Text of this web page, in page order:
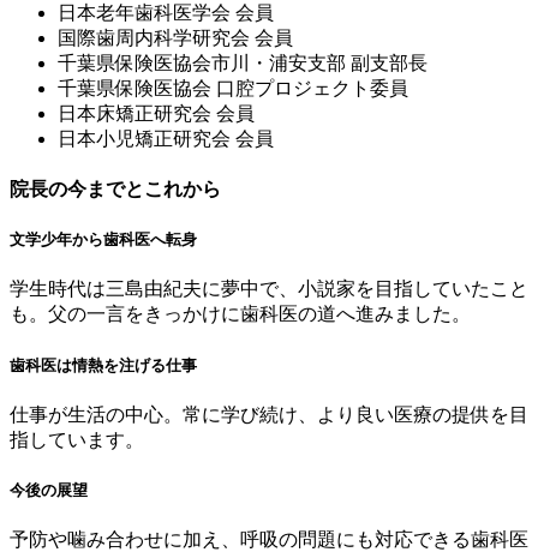
⽇本⽼年⻭科医学会 会員
国際⻭周内科学研究会 会員
千葉県保険医協会市川・浦安⽀部 副⽀部⻑
千葉県保険医協会 ⼝腔プロジェクト委員
⽇本床矯正研究会 会員
⽇本⼩児矯正研究会 会員
院長の今までとこれから
文学少年から歯科医へ転身
学生時代は三島由紀夫に夢中で、小説家を目指していたこと
も。父の一言をきっかけに歯科医の道へ進みました。
歯科医は情熱を注げる仕事
仕事が生活の中心。常に学び続け、より良い医療の提供を目
指しています。
今後の展望
予防や噛み合わせに加え、呼吸の問題にも対応できる歯科医